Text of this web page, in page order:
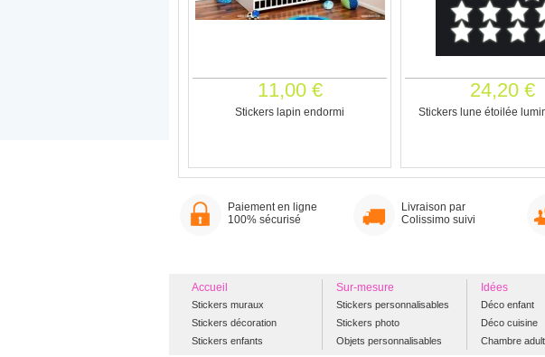
11,00 €
Stickers lapin endormi
24,20 €
Stickers lune étoilée
Paiement en ligne
100% sécurisé
Livraison par
Colissimo suivi
Accueil
Stickers muraux
Stickers décoration
Stickers enfants
Sur-mesure
Stickers personnalisables
Stickers photo
Objets personnalisables
Idées
Déco enfant
Déco cuisine
Chambre